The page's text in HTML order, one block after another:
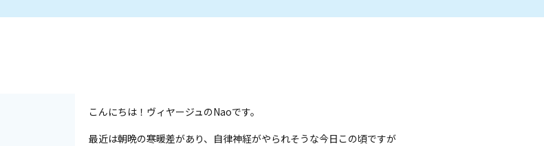
こんにちは！ヴィヤージュのNaoです。
最近は朝晩の寒暖差があり、自律神経がやられそうな今日この頃ですが